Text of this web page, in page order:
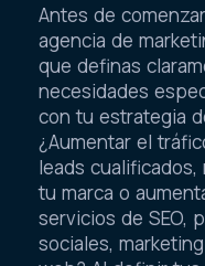
Antes de
agencia de
que definas
necesidades
con tu estrategia
¿Aumentar el
leads
tu marca o
servicios de SEO,
sociales,